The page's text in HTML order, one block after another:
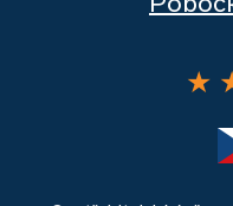
★